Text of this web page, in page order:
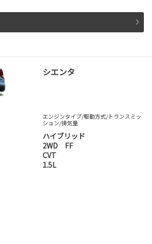
シエンタ
エンジンタイプ/駆動方式/トランスミッ
ション/排気量
ハイブリッド
2WD FF
CVT
1.5L